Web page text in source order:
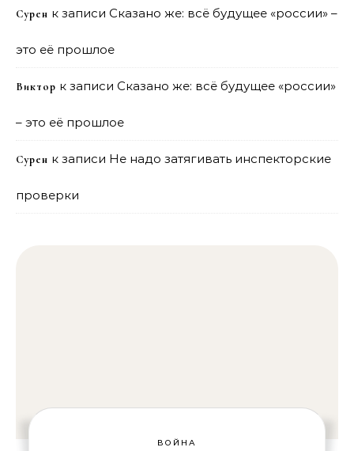
Сурен к записи Сказано же: всё будущее «россии» –
это её прошлое
Виктор к записи Сказано же: всё будущее «россии»
– это её прошлое
Сурен к записи Не надо затягивать инспекторские
проверки
ВОЙНА